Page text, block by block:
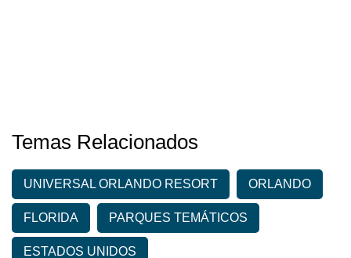
Temas Relacionados
UNIVERSAL ORLANDO RESORT ORLANDO
FLORIDA PARQUES TEMÁTICOS
ESTADOS UNIDOS